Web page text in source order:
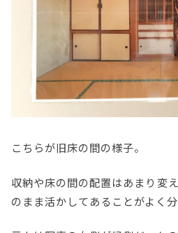
こちらが旧床の間の様子。
収納や床の間の配置はあまり変
のまま活かしてあることがよく分